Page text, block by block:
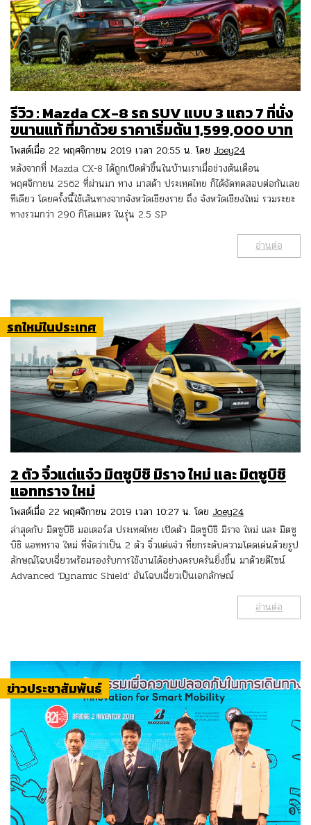
รีวิว : Mazda CX-8 รถ SUV แบบ 3 แถว 7 ที่นั่ง
ขนานแท้ ที่มาด้วย ราคาเริ่มต้น 1,599,000 บาท
โพสต์เมื่อ 22 พฤศจิกายน 2019 เวลา 20:55 น. โดย Joey24
หลังจากที่ Mazda CX-8 ได้ถูกเปิดตัวขึ้นในบ้านเราเมื่อช่วงต้นเดือน
พฤศจิกายน 2562 ที่ผ่านมา ทาง มาสด้า ประเทศไทย ก็ได้จัดทดสอบต่อกันเลย
ทีเดียว โดยครั้งนี้ใช้เส้นทางจากจังหวัดเชียงราย ถึง จังหวัดเชียงใหม่ รวมระยะ
ทางรวมกว่า 290 กิโลเมตร ในรุ่น 2.5 SP
อ่านต่อ
รถใหม่ในประเทศ
2 ตัว จิ๋วแต่แจ๋ว มิตซูบิชิ มิราจ ใหม่ และ มิตซูบิชิ
แอททราจ ใหม่
โพสต์เมื่อ 22 พฤศจิกายน 2019 เวลา 10:27 น. โดย Joey24
ล่าสุดกับ มิตซูบิชิ มอเตอร์ส ประเทศไทย เปิดตัว มิตซูบิชิ มิราจ ใหม่ และ มิตซู
บิชิ แอททราจ ใหม่ ที่จัดว่าเป็น 2 ตัว จิ๋วแต่แจ๋ว ที่ยกระดับความโดดเด่นด้วยรูป
ลักษณ์โฉบเฉี่ยวพร้อมรองรับการใช้งานได้อย่างครบครันยิ่งขึ้น มาด้วยดีไซน์
Advanced ‘Dynamic Shield’ อันโฉบเฉี่ยวเป็นเอกลักษณ์
อ่านต่อ
ข่าวประชาสัมพันธ์